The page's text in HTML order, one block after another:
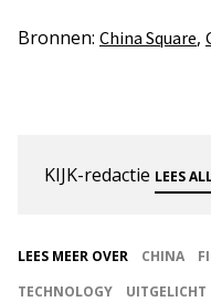
Bronnen: China Square,
KIJK-redactie LEES
LEES MEER OVER CHINA
TECHNOLOGY
UITGELICHT